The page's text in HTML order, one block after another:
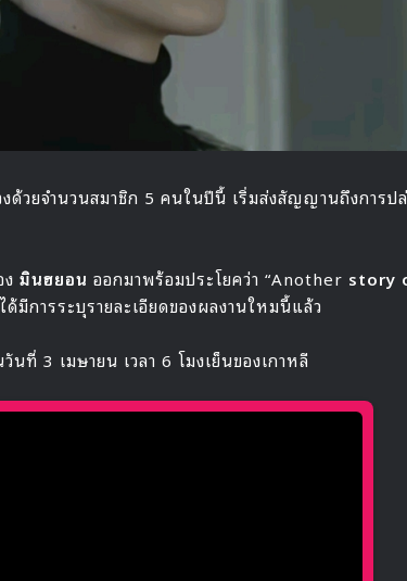
วยจำนวนสมาชิก 5 คนในปีนี้ เริ่มส่งสัญญานถึงการป
มินฮยอน ออกมาพร้อมประโยคว่า “Another story
ด้มีการระบุรายละเอียดของผลงานใหมนี้แล้ว
ที่ 3 เมษายน เวลา 6 โมงเย็นของเกาหลี